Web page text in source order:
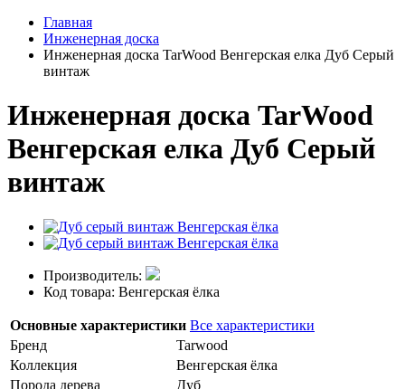
Главная
Инженерная доска
Инженерная доска TarWood Венгерская елка Дуб Серый
винтаж
Инженерная доска TarWood
Венгерская елка Дуб Серый
винтаж
Производитель:
Код товара: Венгерская ёлка
Основные характеристики Все характеристики
Бренд
Tarwood
Коллекция
Венгерская ёлка
Порода дерева
Дуб